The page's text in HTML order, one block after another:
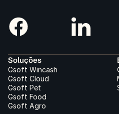
Soluções
Gsoft Wincash
Gsoft Cloud
Gsoft Pet
Gsoft Food
Gsoft Agro